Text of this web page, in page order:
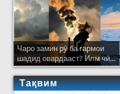
Чаро замин рӯ ба гармои
шадид овардааст? Илм чӣ...
Тақвим